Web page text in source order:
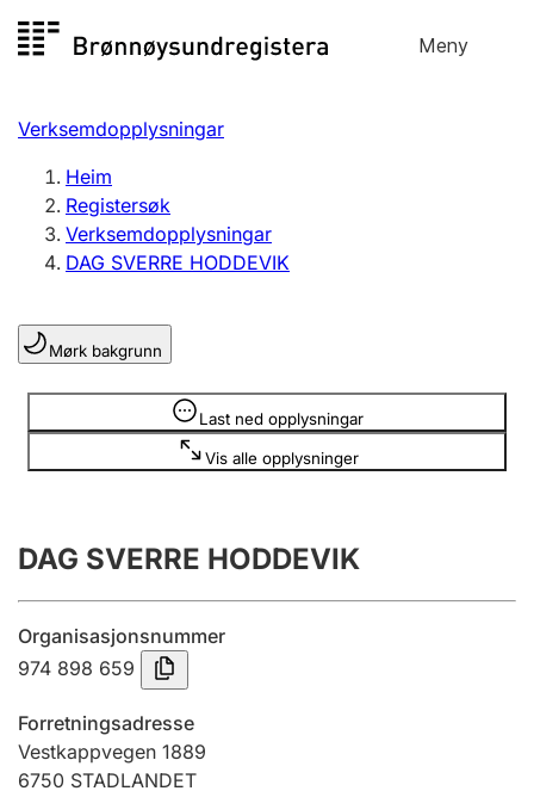
til
Meny
Registersøk
Aksjeselskap
Enkeltpersonføretak
Registrere, endre, slette
Lag og foreining
Registrere, endre, slette
Årsrekneskap
Innsending og forseinkingsgebyr
Jeger
Verksemdopplysningar
Heim
Registersøk
Verksemdopplysningar
DAG SVERRE HODDEVIK
Mørk bakgrunn
Last ned opplysningar
Vis alle opplysninger
Opplysninger er skjult
DAG SVERRE HODDEVIK
Organisasjonsnummer
974 898 659
Forretningsadresse
Vestkappvegen 1889
6750 STADLANDET